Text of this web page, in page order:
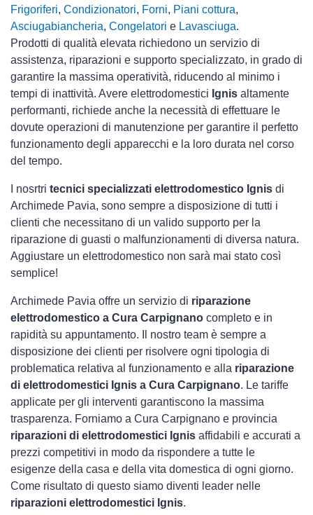
Frigoriferi, Condizionatori, Forni, Piani cottura,
Asciugabiancheria, Congelatori e Lavasciuga.
Prodotti di qualità elevata richiedono un servizio di
assistenza, riparazioni e supporto specializzato, in grado di
garantire la massima operatività, riducendo al minimo i
tempi di inattività. Avere elettrodomestici Ignis altamente
performanti, richiede anche la necessità di effettuare le
dovute operazioni di manutenzione per garantire il perfetto
funzionamento degli apparecchi e la loro durata nel corso
del tempo.
I nosrtri tecnici specializzati elettrodomestico Ignis di
Archimede Pavia, sono sempre a disposizione di tutti i
clienti che necessitano di un valido supporto per la
riparazione di guasti o malfunzionamenti di diversa natura.
Aggiustare un elettrodomestico non sarà mai stato così
semplice!
Archimede Pavia offre un servizio di riparazione
elettrodomestico a Cura Carpignano completo e in
rapidità su appuntamento. Il nostro team è sempre a
disposizione dei clienti per risolvere ogni tipologia di
problematica relativa al funzionamento e alla riparazione
di elettrodomestici Ignis a Cura Carpignano. Le tariffe
applicate per gli interventi garantiscono la massima
trasparenza. Forniamo a Cura Carpignano e provincia
riparazioni di elettrodomestici Ignis affidabili e accurati a
prezzi competitivi in modo da rispondere a tutte le
esigenze della casa e della vita domestica di ogni giorno.
Come risultato di questo siamo diventi leader nelle
riparazioni elettrodomestici Ignis.